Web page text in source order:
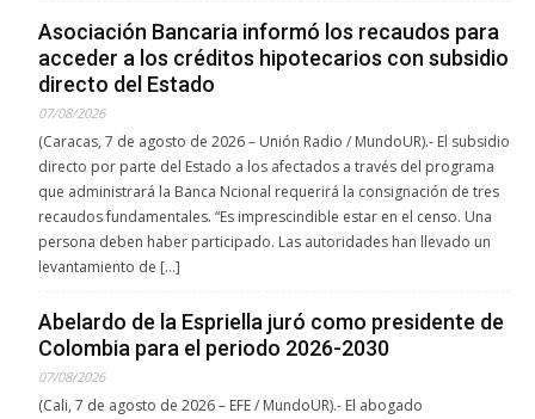
Asociación Bancaria informó los recaudos para
acceder a los créditos hipotecarios con subsidio
directo del Estado
07/08/2026
(Caracas, 7 de agosto de 2026 – Unión Radio / MundoUR).- El subsidio
directo por parte del Estado a los afectados a través del programa
que administrará la Banca Ncional requerirá la consignación de tres
recaudos fundamentales. “Es imprescindible estar en el censo. Una
persona deben haber participado. Las autoridades han llevado un
levantamiento de […]
Abelardo de la Espriella juró como presidente de
Colombia para el periodo 2026-2030
07/08/2026
(Cali, 7 de agosto de 2026 – EFE / MundoUR).- El abogado